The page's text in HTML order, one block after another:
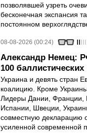
позволявшей узреть
бесконечная экспансия
постоянном
08-08-2026 (00:24)
Александр Немец:
100 баллистических
Украина и девять стран
коалицию. Кроме
Лидеры Дании, Франции,
Испании, Швеции,
совместную декларацию
усиленной современной